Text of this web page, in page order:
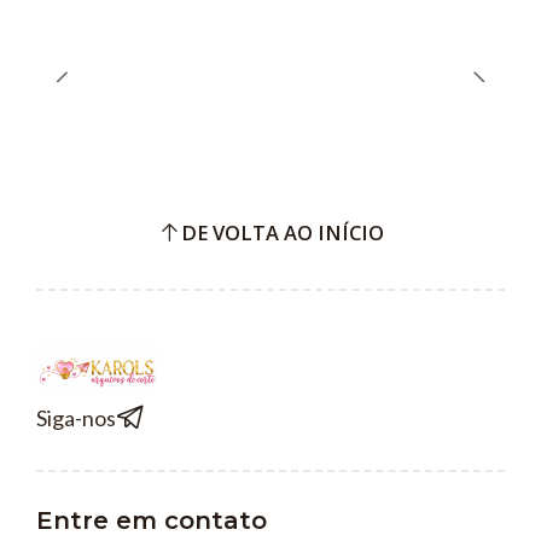
DE VOLTA AO INÍCIO
Siga-nos
Entre em contato